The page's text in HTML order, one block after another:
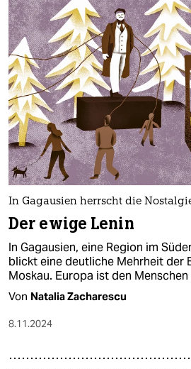
In Gagausien herrscht die
Der ewige Lenin
In Gagausien, eine Region im
blickt eine deutliche Mehrheit der
Moskau. Europa ist den
Von Natalia Zacharescu
8.11.2024